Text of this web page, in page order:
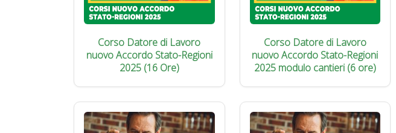
Corso Datore di Lavoro
nuovo Accordo Stato-Regioni
2025 (16 Ore)
Corso Datore di Lavoro
nuovo Accordo Stato-Regioni
2025 modulo cantieri (6 ore)